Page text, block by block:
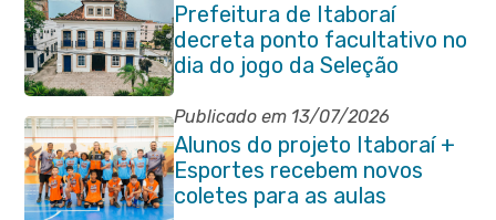
Prefeitura de Itaboraí
decreta ponto facultativo no
dia do jogo da Seleção
Brasileira
Publicado em 13/07/2026
Alunos do projeto Itaboraí +
Esportes recebem novos
coletes para as aulas